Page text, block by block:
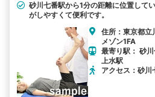
砂川七番駅から1分の距離に位置して
がしやすくて便利です。
住所：東京都
メゾン1FA
最寄り駅： 砂
上水駅
アクセス：砂川